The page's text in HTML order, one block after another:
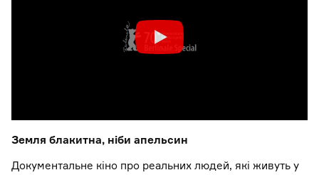
Земля блакитна, ніби апельсин
Документальне кіно про реальних людей, які живуть у